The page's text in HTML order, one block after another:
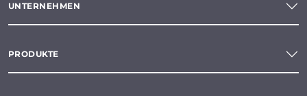
UNTERNEHMEN
PRODUKTE